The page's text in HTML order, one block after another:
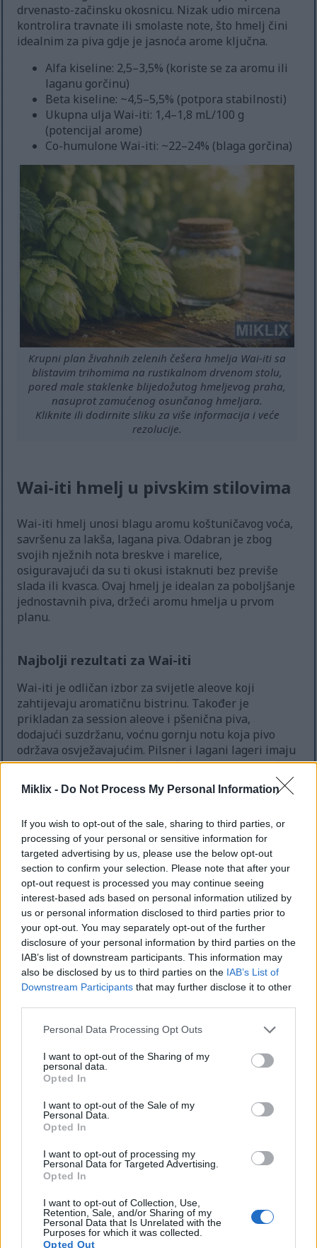
Miklix - Do Not Process My Personal Information
If you wish to opt-out of the sale, sharing to third parties, or
processing of your personal or sensitive information for
targeted advertising by us, please use the below opt-out
section to confirm your selection. Please note that after your
opt-out request is processed you may continue seeing
interest-based ads based on personal information utilized by
us or personal information disclosed to third parties prior to
your opt-out. You may separately opt-out of the further
disclosure of your personal information by third parties on the
IAB’s list of downstream participants. This information may
also be disclosed by us to third parties on the IAB’s List of
Downstream Participants that may further disclose it to other
Please note that this website/app uses one or more Google
not limited to your visit or usage behaviour. You may click to
grant or deny consent to Google and its third-party tags to
use your data for below specified purposes in below Google
consent section.
Personal Data Processing Opt Outs
I want to opt-out of the Sharing of my
personal data.
Opted In
I want to opt-out of the Sale of my
Personal Data.
Opted In
I want to opt-out of processing my
Personal Data for Targeted Advertising.
Opted In
I want to opt-out of Collection, Use,
Retention, Sale, and/or Sharing of my
Personal Data that Is Unrelated with the
Purposes for which it was collected.
Opted Out
drvenasto-začinsku okosnicu. Nizak udio mircena
kontrolira travnate ili smolaste note, što hmelj čini
idealnim za piva gdje je jasnoća arome ključna.
Alfa kiseline: 2,5–3,5% (koriste se za aromu ili
laganu gorčinu)
Beta kiseline: ~4,5–5,5% (potpora stabilnosti)
Ukupna ulja Wai-iti: 1,4–1,8 mL/100 g
(potencijal arome)
Co-humulone Wai-iti: ~22–24% (blaga gorčina)
Krupni plan živahnih zelenih češera hmelja Wai-iti sa
blistavim trihomima na rustikalnom drvenom stolu,
pored male staklenke blijedožutog hmeljevog praha,
nasuprot zamućenog osunčanog hmeljara.
Kliknite ili dodirnite sliku za više informacija i veće
rezolucije.
Wai-iti hmelj u pivskim stilovima
Wai-iti hmelj unosi blagu aromu koštuničavog voća,
savršenu za lakša, lagana piva. Odabran je zbog
svojih nježnih nota breskve i marelice,
osiguravajući da su ti okusi istaknuti bez previše
slada ili kvasca. Ovaj hmelj je idealan za poboljšanje
jednostavnih piva, držeći aromu hmelja u prvom
planu.
Najbolji rezultati za Wai-iti
Wai-iti je odličan izbor za svijetle aleove koji
zahtijevaju aromatičnu bistrinu. Također je
prikladan za session aleove i pšenična piva,
dodajući suzdržanu, voćnu gornju notu koja pivo
održava osvježavajućim. Pilsner i lagani lageri imaju
koristi od njegove suptilne voćnosti, izbjegavajući
vlažne ili smolaste tonove.
Korištenje Wai-itija kao single-hop
showcasea
Jednohmeljeno pivo s Wai-itijem otkriva pravu bit
hmelja. Kasni dodaci, odležavanje u vrtlogu i blago
suho hmeljanje naglašavaju njegove karakteristike
koštuničavog voća i laganog citrusa. Za kućne pivare
i male serije, jednohmeljeno Wai-iti pivo izvrstan je
alat za razumijevanje kako vrijeme utječe na
izražavanje arome.
Primjeri komercijalnih piva koja koriste
Wai-iti
Nekoliko craft pivovara uključuje Wai-iti u svoje
mješavine ili kao vodeću sortu. Komercijalna Wai-iti
piva često se pojavljuju kao pale ale, IPA i
bistrinu hmelja, nadopunjujući estere kvasca ili
druge novozelandske sorte. Two Bays Brewing Co
stvarajući slojevite note koštuničavog voća i tropa u
svojim IPA-ama.
Wai-iti pale ale: ima okus koštuničavog voća s
čistom sladnom osnovom.
Wai-iti u lagerima: dodaje svijetlu aromu bez